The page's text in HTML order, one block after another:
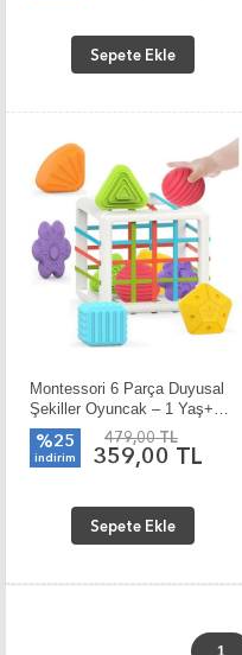
Sepete Ekle
Montessori 6 Parça Duyusal
Şekiller Oyuncak – 1 Yaş+
Eğitim Seti
%25
indirim
479,00 TL
359,00 TL
Sepete Ekle
1